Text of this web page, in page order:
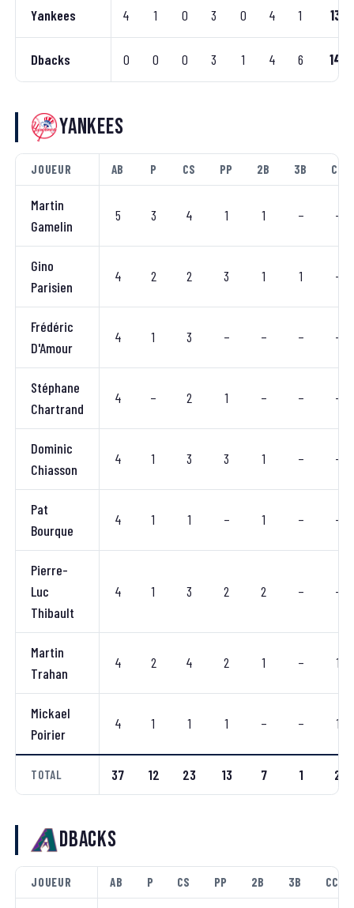
Yankees 4 1 0 3 0 4 1 13
Dbacks 0 0 0 3 1 4 6 14
Yankees
JOUEUR AB P CS PP 2B 3B CC
Martin
Gamelin
5 3 4 1 1 – –
Gino
Parisien
4 2 2 3 1 1 –
Frédéric
D'Amour
4 1 3 – – – –
Stéphane
Chartrand
4 – 2 1 – – –
Dominic
Chiasson
4 1 3 3 1 – –
Pat
Bourque
4 1 1 – 1 – –
Pierre-
Luc
Thibault
4 1 3 2 2 – –
Martin
Trahan
4 2 4 2 1 – 1
Mickael
Poirier
4 1 1 1 – – 1
TOTAL 37 12 23 13 7 1 2
Dbacks
JOUEUR AB P CS PP 2B 3B CC